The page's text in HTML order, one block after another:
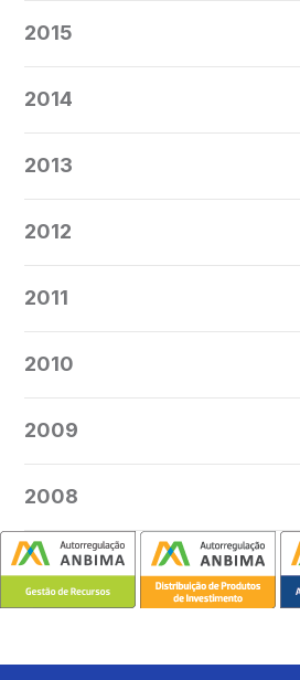
2015
2014
2013
2012
2011
2010
2009
2008